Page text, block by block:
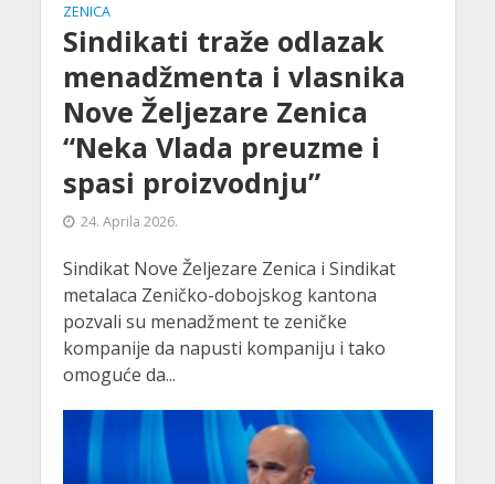
ZENICA
Sindikati traže odlazak
menadžmenta i vlasnika
Nove Željezare Zenica
“Neka Vlada preuzme i
spasi proizvodnju”
24. Aprila 2026.
Sindikat Nove Željezare Zenica i Sindikat
metalaca Zeničko-dobojskog kantona
pozvali su menadžment te zeničke
kompanije da napusti kompaniju i tako
omoguće da...